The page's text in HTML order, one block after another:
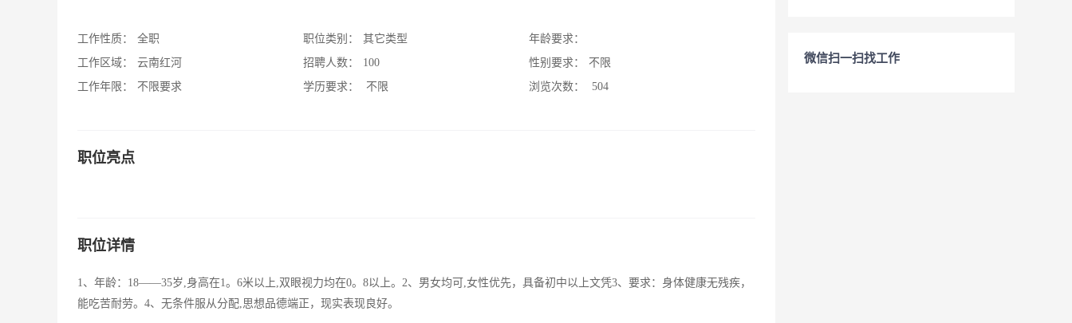
工作性质：
全职
工作区域：
云南红河
工作年限：
不限要求
职位类别：
其它类型
招聘人数：
100
学历要求：
不限
年龄要求：
性别要求：
不限
浏览次数：
504
职位亮点
职位详情
1、年龄：18——35岁,身高在1。6米以上,双眼视力均在0。8以上。2、男女均可,女性优先，具备初中以上文凭3、要求：身体健康无残疾，
能吃苦耐劳。4、无条件服从分配,思想品德端正，现实表现良好。
微信扫一扫找工作